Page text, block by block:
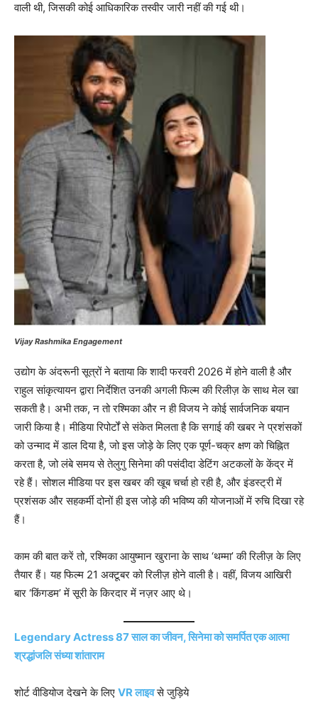
वाली थी, जिसकी कोई आधिकारिक तस्वीर जारी नहीं की गई थी।
Vijay Rashmika Engagement
उद्योग के अंदरूनी सूत्रों ने बताया कि शादी फरवरी 2026 में होने वाली है और
राहुल सांकृत्यायन द्वारा निर्देशित उनकी अगली फिल्म की रिलीज़ के साथ मेल खा
सकती है। अभी तक, न तो रश्मिका और न ही विजय ने कोई सार्वजनिक बयान
जारी किया है। मीडिया रिपोर्टों से संकेत मिलता है कि सगाई की खबर ने प्रशंसकों
को उन्माद में डाल दिया है, जो इस जोड़े के लिए एक पूर्ण-चक्र क्षण को चिह्नित
करता है, जो लंबे समय से तेलुगु सिनेमा की पसंदीदा डेटिंग अटकलों के केंद्र में
रहे हैं। सोशल मीडिया पर इस खबर की खूब चर्चा हो रही है, और इंडस्ट्री में
प्रशंसक और सहकर्मी दोनों ही इस जोड़े की भविष्य की योजनाओं में रुचि दिखा रहे
हैं।
काम की बात करें तो, रश्मिका आयुष्मान खुराना के साथ ‘थम्मा’ की रिलीज़ के लिए
तैयार हैं। यह फिल्म 21 अक्टूबर को रिलीज़ होने वाली है। वहीं, विजय आखिरी
बार ‘किंगडम’ में सूरी के किरदार में नज़र आए थे।
Legendary Actress 87 साल का जीवन, सिनेमा को समर्पित एक आत्मा
श्रद्धांजलि संध्या शांताराम
शोर्ट वीडियोज देखने के लिए VR लाइवसे जुड़िये